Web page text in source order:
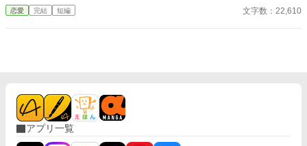
者に憧れを抱いており、何かともう一人の幼馴染のアルカと、婚
約者になったはずのレレイを比べるのだった。 さらにはアルカの
でいく。 しかし、クローヴィスが急にレレイを溺愛してくるのだ
った。アルカとの仲も上手く行かなかったようで、真実の愛とか
言っているけれど……怪しさ満点だ。ひたすらに女々しいクロー
ヴィス……レレイは冷たい視線を送るのだった。 「あなたとはも
恋愛 完結 短編 文字数：22,610
アプリ一覧